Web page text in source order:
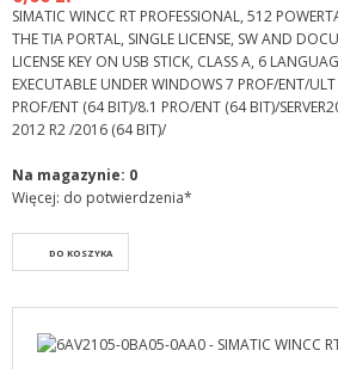
SIMATIC WINCC RT PROFESSIONAL, 512
THE TIA PORTAL, SINGLE LICENSE, SW AND
LICENSE KEY ON USB STICK, CLASS A, 6
EXECUTABLE UNDER WINDOWS 7 PROF/ENT/
PROF/ENT (64 BIT)/8.1 PRO/ENT (64 BIT)/
2012 R2 /2016 (64 BIT)/
Na magazynie: 0
Więcej: do potwierdzenia*
DO KOSZYKA